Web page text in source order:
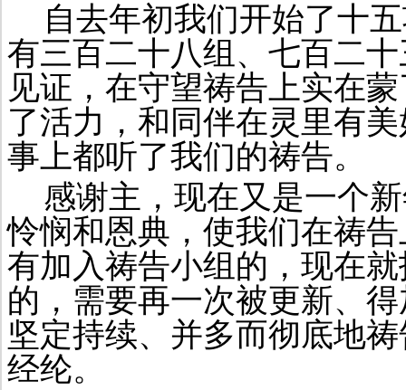
自去年初我们开始了十
有三百二十八组、七百二
见证，在守望祷告上实在
了活力，和同伴在灵里有
事上都听了我们的祷告。
感谢主，现在又是一个
怜悯和恩典，使我们在祷
有加入祷告小组的，现在
的，需要再一次被更新、
坚定持续、并多而彻底地
经纶。